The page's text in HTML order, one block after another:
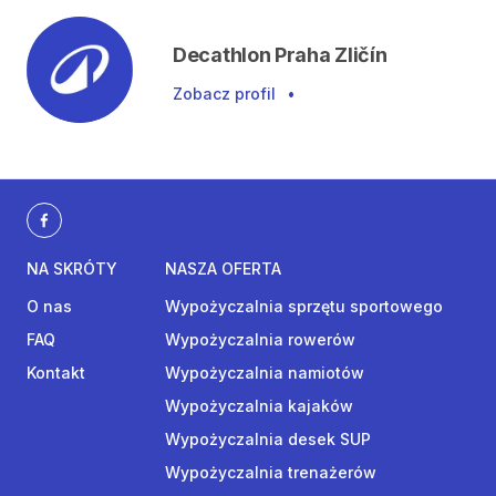
Decathlon Praha Zličín
Zobacz profil •
NA SKRÓTY
O nas
FAQ
Kontakt
NASZA OFERTA
Wypożyczalnia sprzętu sportowego
Wypożyczalnia rowerów
Wypożyczalnia namiotów
Wypożyczalnia kajaków
Wypożyczalnia desek SUP
Wypożyczalnia trenażerów